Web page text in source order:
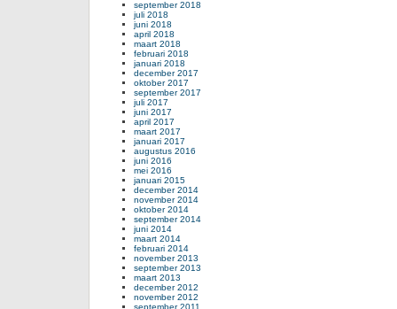
september 2018
juli 2018
juni 2018
april 2018
maart 2018
februari 2018
januari 2018
december 2017
oktober 2017
september 2017
juli 2017
juni 2017
april 2017
maart 2017
januari 2017
augustus 2016
juni 2016
mei 2016
januari 2015
december 2014
november 2014
oktober 2014
september 2014
juni 2014
maart 2014
februari 2014
november 2013
september 2013
maart 2013
december 2012
november 2012
september 2011